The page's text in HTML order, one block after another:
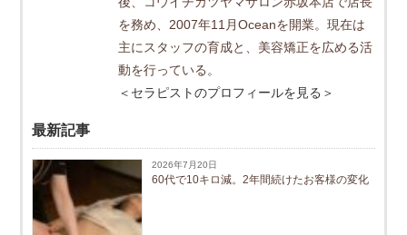
を務め、2007年11月Oceanを開業。現在は
主にスタッフの育成と、美容矯正を広める活
動を行っている。
＜セラピストのプロフィールを見る＞
最新記事
2026年7月20日
60代で10キロ減。2年間続けたお客様の変化